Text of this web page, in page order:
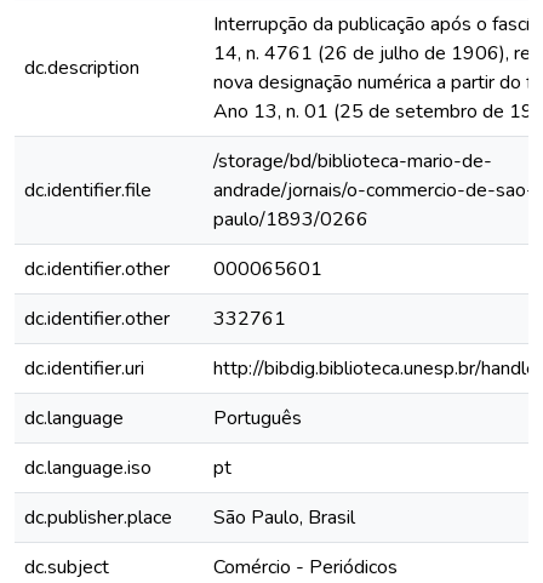
dc.description
Interrupção da publicação após o
14, n. 4761 (26 de julho de 1906),
nova designação numérica a partir do
Ano 13, n. 01 (25 de setembro de
dc.identifier.file
/storage/bd/biblioteca-mario-de-
andrade/jornais/o-commercio-de-sao-
paulo/1893/0266
dc.identifier.other
000065601
dc.identifier.other
332761
dc.identifier.uri
http://bibdig.biblioteca.unesp.br/
dc.language
Português
dc.language.iso
pt
dc.publisher.place
São Paulo, Brasil
dc.subject
Comércio - Periódicos